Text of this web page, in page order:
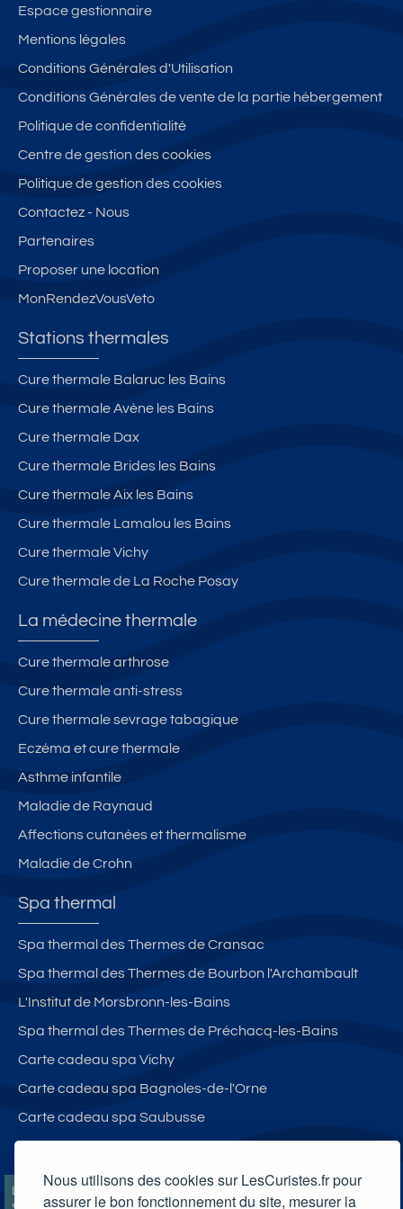
Nous utilisons des cookies sur LesCuristes.fr pour
assurer le bon fonctionnement du site, mesurer la
Espace gestionnaire
Mentions légales
Conditions Générales d'Utilisation
Conditions Générales de vente de la partie hébergement
Politique de confidentialité
Centre de gestion des cookies
Politique de gestion des cookies
Contactez - Nous
Partenaires
Proposer une location
MonRendezVousVeto
Stations thermales
Cure thermale Balaruc les Bains
Cure thermale Avène les Bains
Cure thermale Dax
Cure thermale Brides les Bains
Cure thermale Aix les Bains
Cure thermale Lamalou les Bains
Cure thermale Vichy
Cure thermale de La Roche Posay
La médecine thermale
Cure thermale arthrose
Cure thermale anti-stress
Cure thermale sevrage tabagique
Eczéma et cure thermale
Asthme infantile
Maladie de Raynaud
Affections cutanées et thermalisme
Maladie de Crohn
Spa thermal
Spa thermal des Thermes de Cransac
Spa thermal des Thermes de Bourbon l'Archambault
L'Institut de Morsbronn-les-Bains
Spa thermal des Thermes de Préchacq-les-Bains
Carte cadeau spa Vichy
Carte cadeau spa Bagnoles-de-l'Orne
Carte cadeau spa Saubusse
LesCuristes.fr participe et est conforme à l'ensemble des